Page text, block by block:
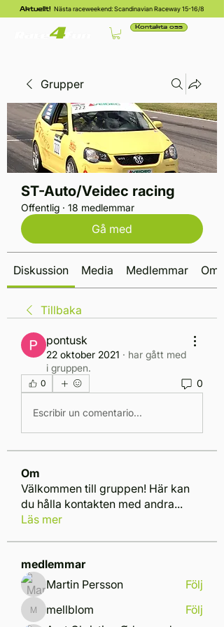
Aktuellt! Nästa raceweekend: Scandinavian Raceway 15-16/8
Kontakta oss
Grupper
ST-Auto/Veidec racing
Offentlig · 18 medlemmar
Gå med
Diskussion Media Medlemmar Om
Tillbaka
pontusk
22 oktober 2021 · har gått med
i gruppen.
0 0
Escribir un comentario...
Om
Välkommen till gruppen! Här kan
du hålla kontakten med andra...
Läs mer
medlemmar
Martin Persson
Följ
mellblom
mellblom
Följ